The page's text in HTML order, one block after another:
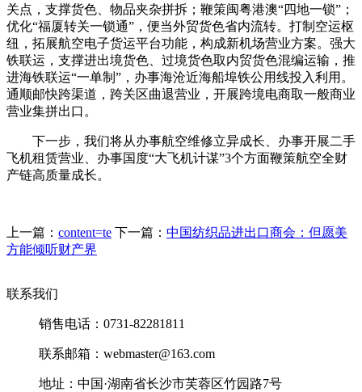
关点，支撑货色、物品夹杂拼拆；鞭策闽粤港澳“四地一锁”；
优化“福厦转关一锁通”，便当外贸货色省内流转。打制空运枢
纽，拓展航空电子货运平台功能，构成新机场营业方案。强大
铁联运，支撑进出境货色、过境货色取内贸货色混编运输，推
进海铁联运“一单制”，办事海沧近海船埠铁公用线投入利用。
通顺邮快跨渠道，跨关区曲退营业，开展跨境电商取一般商业
营业集拼出口。
下一步，我们将从办事航空维修立异成长、办事开展二手
飞机租赁营业、办事国度“大飞机计谋”3个方面鞭策航空全财
产链高质量成长。
上一篇： content=te 下一篇： 中国纺织品进出口商会：但愿美
方能倾听财产界
联系我们
销售电话：0731-82281811
联系邮箱：webmaster@163.com
地址：中国·湖南省长沙市芙蓉区竹园路7号